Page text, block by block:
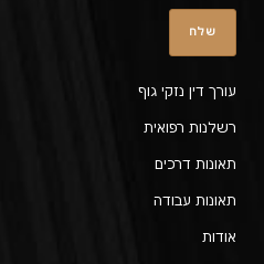
עורך דין נזקי גוף
רשלנות רפואית
תאונות דרכים
תאונות עבודה
אודות